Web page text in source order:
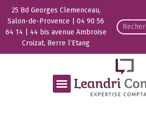
25 Bd Georges Clemenceau,
Salon-de-Provence | 04 90 56
64 14 | 44 bis avenue Ambroise
Croizat, Berre l’Etang